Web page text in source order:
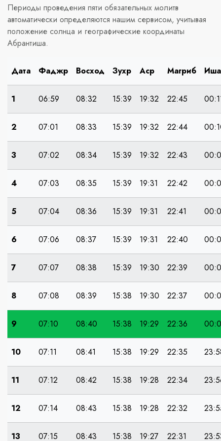
Периоды проведения пяти обязательных молитв
автоматически определяются нашим сервисом, учитывая
положение солнца и географические координаты
Абрантиша.
Дата Фаджр Восход Зухр Аср Магриб Иша
1 06:59 08:32 15:39 19:32 22:45
2 07:01 08:33 15:39 19:32 22:44
3 07:02 08:34 15:39 19:32 22:43
4 07:03 08:35 15:39 19:31 22:42
5 07:04 08:36 15:39 19:31 22:41
6 07:06 08:37 15:39 19:31 22:40
7 07:07 08:38 15:39 19:30 22:39
8 07:08 08:39 15:38 19:30 22:37
9 07:10 08:40 15:38 19:29 22:36
10 07:11 08:41 15:38 19:29 22:35
11 07:12 08:42 15:38 19:28 22:34
12 07:14 08:43 15:38 19:28 22:32
13 07:15 08:43 15:38 19:27 22:31